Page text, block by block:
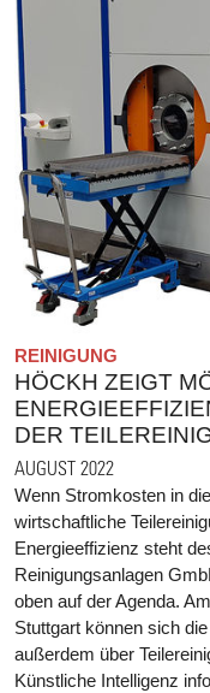
REINIGUNG
HÖCKH ZEIGT
DER
AUGUST 2022
Wenn Stromkosten in
wirtschaftliche
Energieeffizienz steht
Reinigungsanlagen
oben auf der Agenda.
Stuttgart können sich
außerdem über
Künstliche Intelligenz